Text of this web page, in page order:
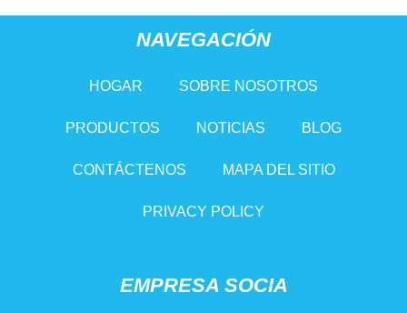
NAVEGACIÓN
HOGAR SOBRE NOSOTROS
PRODUCTOS NOTICIAS BLOG
CONTÁCTENOS MAPA DEL SITIO
PRIVACY POLICY
EMPRESA SOCIA